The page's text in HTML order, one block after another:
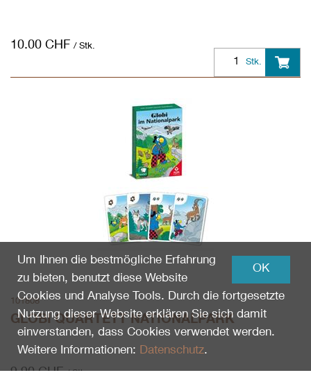
10.00 CHF / Stk.
Stk.
101808
GLOBI QUARTETT NATIONALPARK
OK
Um Ihnen die bestmögliche Erfahrung
zu bieten, benutzt diese Website
Cookies und Analyse Tools. Durch die fortgesetzte
Nutzung dieser Website erklären Sie sich damit
einverstanden, dass Cookies verwendet werden.
Weitere Informationen: Datenschutz.